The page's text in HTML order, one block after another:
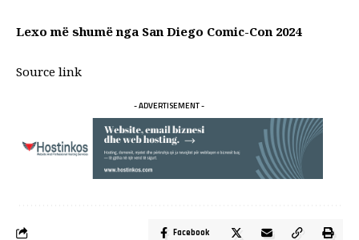
Lexo më shumë nga San Diego Comic-Con 2024
Source link
- ADVERTISEMENT -
Facebook